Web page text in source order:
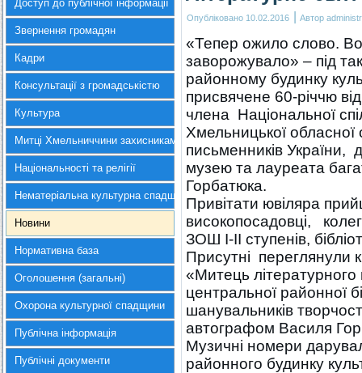
Доступ до публічної інформації
Звернення громадян
Кадри
Консультації з громадськістю
Культура
Митці Хмельниччини захисникам України
Національності та релігії
Нематеріальна культурна спадщина
Новини
Нормативна база
Оголошення (загальні)
Охорона культурної спадщини
Публічна інформація
Публічні документи
Опубліковано 10.02.2016 | Автор
«Тепер ожило слово.
заворожувало» – під
районному будинку
присвячене 60-річчю
члена Національної
Хмельницької обласної
письменників України,
музею та лауреата
Горбатюка.
Привітати ювіляра
високопосадовці,
ЗОШ І-ІІ ступенів,
Присутні переглянули
«Митець
центральної районної
шанувальників
автографом Василя
Музичні номери
районного будинку